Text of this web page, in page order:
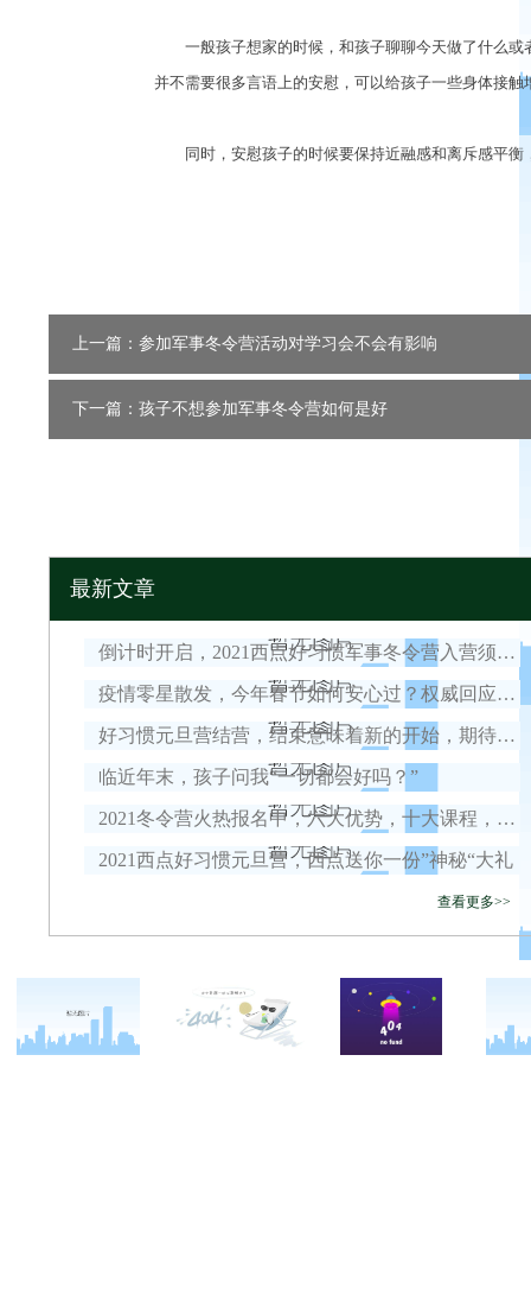
一般孩子想家的时候，和孩子聊聊今天做了什么或
并不需要很多言语上的安慰，可以给孩子一些身体接
同时，安慰孩子的时候要保持近融感和离斥感平衡
上一篇：参加军事冬令营活动对学习会不会有影响
下一篇：孩子不想参加军事冬令营如何是好
最新文章
倒计时开启，2021西点好习惯军事冬令营入营须知！
疫情零星散发，今年春节如何安心过？权威回应来了！
好习惯元旦营结营，结束意味着新的开始，期待我们下一次的相遇！
临近年末，孩子问我“一切都会好吗？”
2021冬令营火热报名中，六大优势，十大课程，安全保障全面升级！
2021西点好习惯元旦营，西点送你一份”神秘“大礼
查看更多>>